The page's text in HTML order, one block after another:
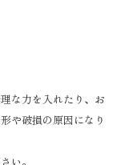
な力を入れたり、お
や破損の原因になり
い。